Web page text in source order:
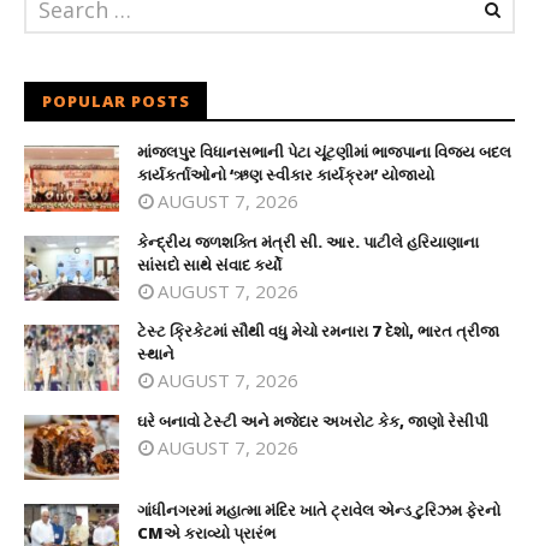
POPULAR POSTS
માંજલપુર વિધાનસભાની પેટા ચૂંટણીમાં ભાજપાના વિજય બદલ
કાર્યકર્તાઓનો ‘ઋણ સ્વીકાર કાર્યક્રમ’ યોજાયો
AUGUST 7, 2026
કેન્દ્રીય જળશક્તિ મંત્રી સી. આર. પાટીલે હરિયાણાના
સાંસદો સાથે સંવાદ કર્યો
AUGUST 7, 2026
ટેસ્ટ ક્રિકેટમાં સૌથી વધુ મેચો રમનારા 7 દેશો, ભારત ત્રીજા
સ્થાને
AUGUST 7, 2026
ઘરે બનાવો ટેસ્ટી અને મજેદાર અખરોટ કેક, જાણો રેસીપી
AUGUST 7, 2026
ગાંધીનગરમાં મહાત્મા મંદિર ખાતે ટ્રાવેલ એન્ડ ટુરિઝમ ફેરનો
CMએ કરાવ્યો પ્રારંભ